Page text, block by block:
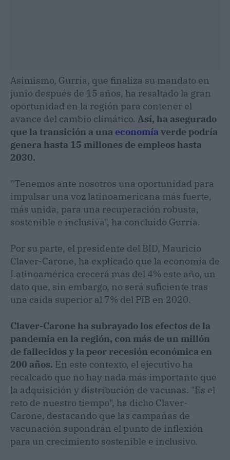
Asimismo, Gurría, que finaliza su mandato en
junio después de 15 años, ha resaltado la gran
oportunidad en la región para contener el
avance del cambio climático. Así, ha asegurado
que la transición a una economía verde podría
genera hasta 15 millones de empleos hasta
2030.
"Tenemos ante nosotros una oportunidad para
impulsar una voz latinoamericana más fuerte,
más unida, para una recuperación robusta,
sostenible e inclusiva", ha concluido Gurría.
Por su parte, el presidente del BID, Mauricio
Claver-Carone, ha explicado que la economía de
Latinoamérica crecerá más del 4% este año, un
dato que, sin embargo, no será suficiente tras
una caída superior al 7% del PIB en 2020.
Claver-Carone ha subrayado los efectos de la
pandemia en la región, con más de un millón
de fallecidos y la peor recesión económica en
200 años. En este contexto, el ejecutivo ha
recalcado que no hay nada más importante que
la adquisición y distribución de vacunas. "Es el
reto de nuestro tiempo", ha dicho Claver-
Carone, destacando que las campañas de
vacunación supondrán el punto de inflexión
para un crecimiento sostenible e inclusivo.